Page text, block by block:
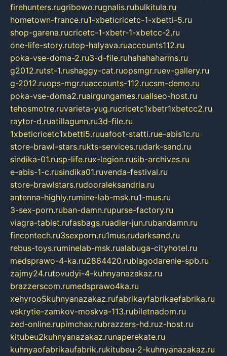
firehunters.rugribowo.rugnalis.rubulkitula.ru
hometown-france.ru1-xbeticricetc-1-xbetti-5.ru
shop-garena.rucricetc-1-xbetr-1-xbetcc-2.ru
one-life-story.rutop-halyava.ruaccounts112.ru
poka-vse-doma-2.ru3-d-file.ruhahahaharms.ru
g2012.rutst-1.rushaggy-cat.ruopsmgr.ruev-gallery.ru
g-2012.ruops-mgr.ruaccounts-112.rucsm-demo.ru
poka-vse-doma2.ruairgungames.ruallseo-host.ru
tehosmotre.ruvarieta-yug.rucricetc1xbetr1xbetcc2.ru
raytor-d.ruatillagunn.ru3d-file.ru
1xbeticricetc1xbetti5.ruuafoot-statti.rue-abis1c.ru
store-brawl-stars.rukts-services.rudark-sand.ru
sindika-01.rusp-life.rux-legion.rusib-archives.ru
e-abis-1-c.rusindika01.ruvenda-festival.ru
store-brawlstars.rudooraleksandria.ru
antenna-highly.rumine-lab-msk.ru1-mus.ru
3-sex-porn.ruban-damn.rupurse-factory.ru
viagra-tablet.rufasbags.ruadler-jun.rubandamn.ru
fincontech.ru3sexporn.ru1mus.rudarksand.ru
rebus-toys.ruminelab-msk.rualabuga-cityhotel.ru
medsprawo-4-ka.ru2864420.rublagodarenie-spb.ru
zajmy24.rutovudyi-4-kuhnyanazakaz.ru
brazzerscom.rumedsprawo4ka.ru
xehyroo5kuhnyanazakaz.rufabrikayfabrikaefabrika.ru
vskrytie-zamkov-moskva-113.rubiletnadom.ru
zed-online.rupimchax.rubrazzers-hd.ruz-host.ru
kitubeu2kuhnyanazakaz.runaperekate.ru
kuhnyaofabrikaufabrik.rukitubeu-2-kuhnyanazakaz.ru